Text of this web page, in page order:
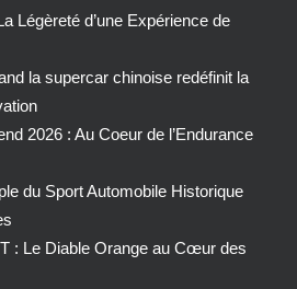
Légèreté d’une Expérience de
la supercar chinoise redéfinit la
2026 : Au Coeur de l’Endurance
du Sport Automobile Historique
: Le Diable Orange au Cœur des